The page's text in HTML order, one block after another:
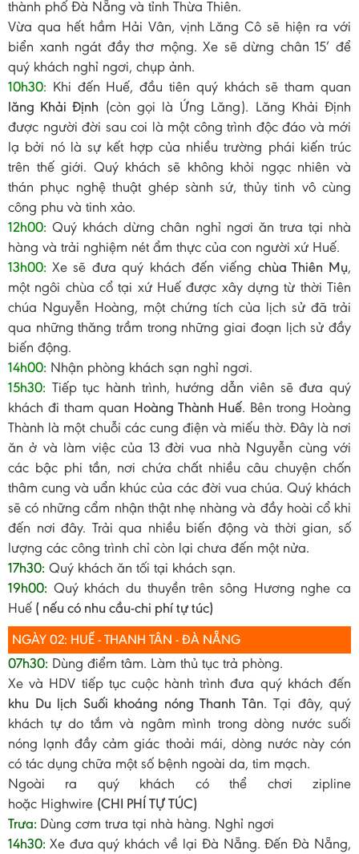
thành phố Đà Nẵng và tỉnh Thừa Thiên.
Vừa qua hết hầm Hải Vân, vịnh Lăng Cô sẽ hiện ra với
biển xanh ngát đầy thơ mộng. Xe sẽ dừng chân 15’ để
quý khách nghỉ ngơi, chụp ảnh.
10h30: Khi đến Huế, đầu tiên quý khách sẽ tham quan
lăng Khải Định (còn gọi là Ứng Lăng). Lăng Khải Định
được người đời sau coi là một công trình độc đáo và mới
lạ bởi nó là sự kết hợp của nhiều trường phái kiến trúc
trên thế giới. Quý khách sẽ không khỏi ngạc nhiên và
thán phục nghệ thuật ghép sành sứ, thủy tinh vô cùng
công phu và tinh xảo.
12h00: Quý khách dừng chân nghỉ ngơi ăn trưa tại nhà
hàng và trải nghiệm nét ẩm thực của con người xứ Huế.
13h00: Xe sẽ đưa quý khách đến viếng chùa Thiên Mụ,
một ngôi chùa cổ tại xứ Huế được xây dựng từ thời Tiên
chúa Nguyễn Hoàng, một chứng tích của lịch sử đã trải
qua những thăng trầm trong những giai đoạn lịch sử đầy
biến động.
14h00: Nhận phòng khách sạn nghỉ ngơi.
15h30: Tiếp tục hành trình, hướng dẫn viên sẽ đưa quý
khách đi tham quan Hoàng Thành Huế. Bên trong Hoàng
Thành là một chuỗi các cung điện và miếu thờ. Đây là nơi
ăn ở và làm việc của 13 đời vua nhà Nguyễn cùng với
các bậc phi tần, nơi chứa chất nhiều câu chuyện chốn
thâm cung và uẩn khúc của các đời vua chúa. Quý khách
sẽ có những cẩm nhận thật nhẹ nhàng và đầy hoài cổ khi
đến nơi đây. Trải qua nhiều biến động và thời gian, số
lượng các công trình chỉ còn lại chưa đến một nửa.
17h30: Quý khách ăn tối tại khách sạn.
19h00: Quý khách du thuyền trên sông Hương nghe ca
Huế ( nếu có nhu cầu-chi phí tự túc)
NGÀY 02: HUẾ - THANH TÂN - ĐÀ NẴNG
07h30: Dùng điểm tâm. Làm thủ tục trả phòng.
Xe và HDV tiếp tục cuộc hành trình đưa quý khách đến
khu Du lịch Suối khoáng nóng Thanh Tân. Tại đây, quý
khách tự do tắm và ngâm mình trong dòng nước suối
nóng lạnh đầy cảm giác thoải mái, dòng nước này cón
có tác dụng chữa một số bệnh ngoài da, tim mạch.
Ngoài ra quý khách có thể chơi zipline
hoặc Highwire (CHI PHÍ TỰ TÚC)
Trưa: Dùng cơm trưa tại nhà hàng. Nghỉ ngơi
14h30: Xe đưa quý khách về lại Đà Nẵng. Đến Đà Nẵng,